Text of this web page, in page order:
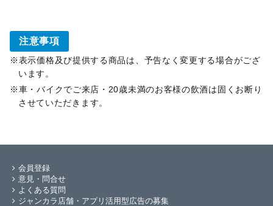
注意事項
表示価格及び提供する商品は、予告なく変更する場合がござ
います。
車・バイクでご来店・20歳未満のお客様の飲酒は固くお断り
させていただきます。
会員登録
意見・問合せ
よくある質問
ジャンカラ店舗・アプリ活用型広告の募集